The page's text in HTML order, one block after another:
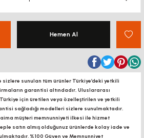
Hemen Al
sizlere sunulan tüm ürünler Türkiye’deki yetkili
garantisi altındadır, Uluslararası
için üretilen veya özelleştirilen ve yetkili
sağladığı modelleri sizlere sunulmaktadır.
müşteri memnunniyeti ilkesi ile hizmet
satın almış olduğunuz ürünlerde kolay iade ve
%100 Güven ve Memnunniyet